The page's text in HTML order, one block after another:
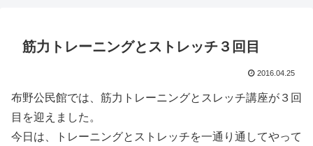
筋力トレーニングとストレッチ３回目
2016.04.25
布野公民館では、筋力トレーニングとスレッチ講座が３回
目を迎えました。
今日は、トレーニングとストレッチを一通り通してやって